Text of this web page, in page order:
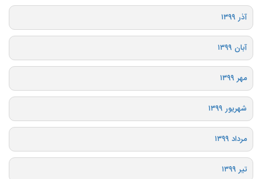
آذر ۱۳۹۹
آبان ۱۳۹۹
مهر ۱۳۹۹
شهریور ۱۳۹۹
مرداد ۱۳۹۹
تیر ۱۳۹۹